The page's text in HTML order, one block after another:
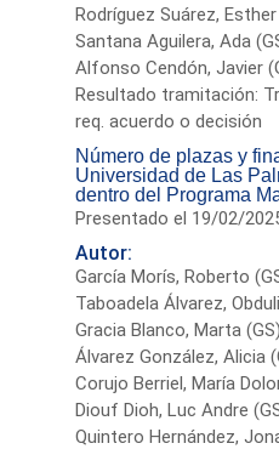
Rodríguez Suárez, Esther
Santana Aguilera, Ada
Alfonso Cendón, Javier
Resultado tramitación:
req. acuerdo o decisión
Número de plazas y
Universidad de Las
dentro del Programa
Presentado el 19/02/
Autor:
García Morís, Roberto
Taboadela Álvarez,
Gracia Blanco, Marta (GS)
Álvarez González, Alicia
Corujo Berriel, María
Diouf Dioh, Luc Andre
Quintero Hernández,